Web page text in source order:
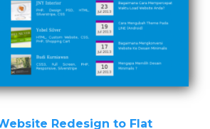
Redesign to Flat